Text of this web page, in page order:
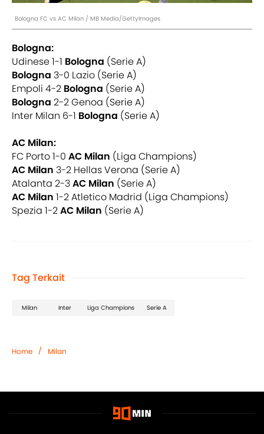
Bologna FC vs AC Milan / MB Media/GettyImages
Bologna:
Udinese 1-1 Bologna (Serie A)
Bologna 3-0 Lazio (Serie A)
Empoli 4-2 Bologna (Serie A)
Bologna 2-2 Genoa (Serie A)
Inter Milan 6-1 Bologna (Serie A)
AC Milan:
FC Porto 1-0 AC Milan (Liga Champions)
AC Milan 3-2 Hellas Verona (Serie A)
Atalanta 2-3AC Milan (Serie A)
AC Milan 1-2 Atletico Madrid (Liga Champions)
Spezia 1-2AC Milan (Serie A)
Tag Terkait
Milan Inter Liga Champions Serie A
Home / Milan